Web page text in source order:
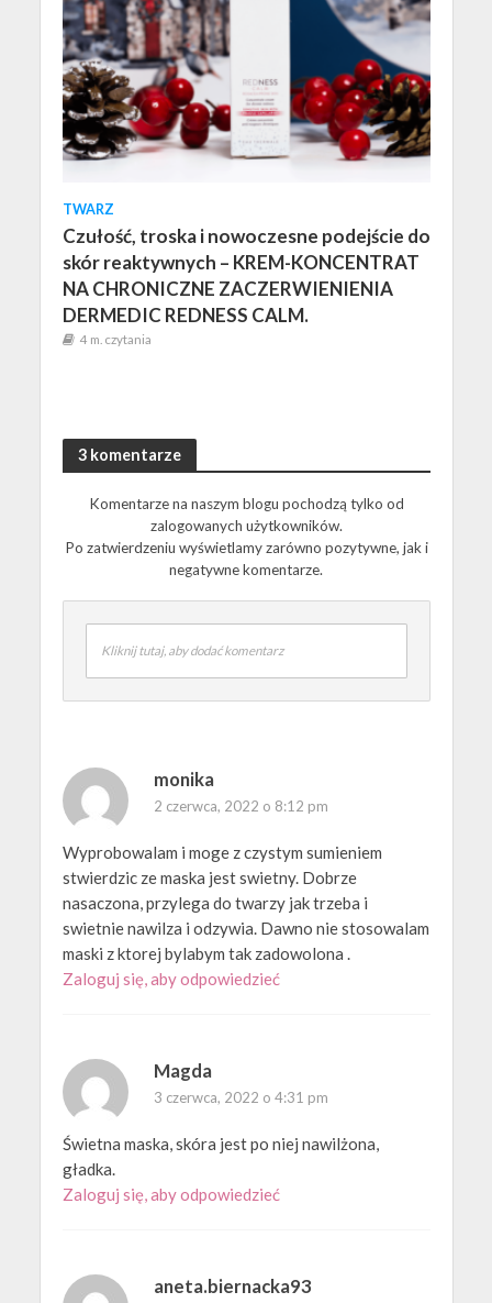
TWARZ
Czułość, troska i nowoczesne podejście do
skór reaktywnych – KREM-KONCENTRAT
NA CHRONICZNE ZACZERWIENIENIA
DERMEDIC REDNESS CALM.
4 m. czytania
3 komentarze
Komentarze na naszym blogu pochodzą tylko od
zalogowanych użytkowników.
Po zatwierdzeniu wyświetlamy zarówno pozytywne, jak i
negatywne komentarze.
Kliknij tutaj, aby dodać komentarz
monika
2 czerwca, 2022 o 8:12 pm
Wyprobowalam i moge z czystym sumieniem
stwierdzic ze maska jest swietny. Dobrze
nasaczona, przylega do twarzy jak trzeba i
swietnie nawilza i odzywia. Dawno nie stosowalam
maski z ktorej bylabym tak zadowolona .
Zaloguj się, aby odpowiedzieć
Magda
3 czerwca, 2022 o 4:31 pm
Świetna maska, skóra jest po niej nawilżona,
gładka.
Zaloguj się, aby odpowiedzieć
aneta.biernacka93